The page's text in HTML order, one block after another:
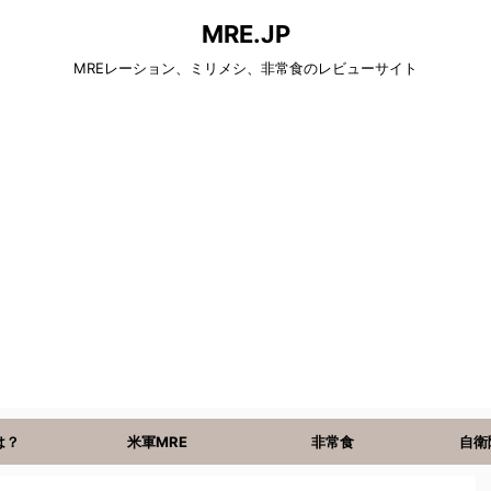
MRE.JP
MREレーション、ミリメシ、非常食のレビューサイト
米軍MRE 非常食 自